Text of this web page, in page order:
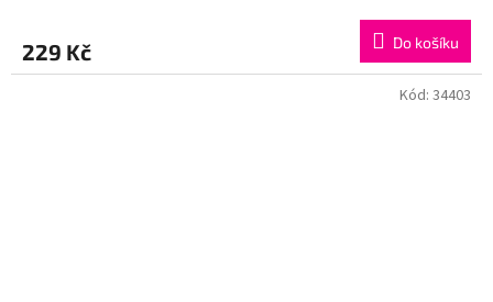
229 Kč Do košíku
Kód: 34403